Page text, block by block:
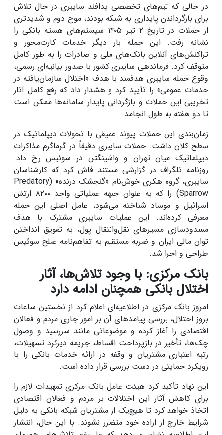
در حالی که تیم‌های تخصصی پدافند سایبری در حال تلاش
برای بازگرداندن پایداری به شبکه بودند، موج دوم و شدیدتری
از حملات در تاریخ ۲ تیر ۱۴۰۵ سیستم‌های هسته بانکی را
نشانه رفت. این حمله بار دیگر خدمات کارت‌محور و
تراکنش‌های آنلاین بانک‌های ملی و صادرات را به طور کامل
متوقف کرد. فرماندهی سایبری کشور با صدور بیانیه‌ای رسمی،
وقوع حمله سایبری هدفمند با هدف «اختلال سازمان‌یافته در
خدمات عمومی» را تأیید کرد و هشدار داد که رفع کامل آثار
تخریبی این حملات و بازگردانی پایدار سامانه‌ها ممکن است
تا دو هفته به طول انجامد.
زمان‌بندی این حملات پیوند عمیقی با تحولات دیپلماتیک در
سطح کلان داشت. حملات سایبری دقیقاً در گرماگرم مذاکرات
دیپلماتیک میان تهران و واشینگتن در سوئیس رخ داد.
روزنامه تلگراف در گزارشی مستند فاش کرد که کارشناسان
سایبری، گروه هکری خوش‌نام «گنجشک درنده» (Predatory
Sparrow) را که به عنوان جبهه عملیاتی واحد ۸۲۰۰ ارتش
اسرائیل و موساد شناخته می‌شود، عامل اصلی این حمله
معرفی کرده‌اند. این عملیات سایبری مشترک با هدف
مسدودسازی مسیرهای نقل‌وانتقال پول، به تعویق انداختن
توان مالی ایران و ضربه مستقیم به تفاهم‌نامه صلح سوئیس
طراحی و اجرا شد.
بانک مرکزی: با وجود تلاش‌ها، آثار
اختلال بانکی همچنان ادامه دارد
امروز بانک مرکزی در اطلاعیه‌ای اعلام کرد از نخستین ساعات
بروز اختلال، بررسی پیامدهای آن بر امور جاری مردم و فعالان
اقتصادی را آغاز کرده و موضوعاتی مانند سررسید و وصول
چک‌ها، تأخیر در بازپرداخت اقساط، جریمه دیرکرد تسهیلات،
رتبه اعتباری مشتریان و وقفه در ارائه خدمات بانکی را با
رویکرد حمایتی در دست بررسی قرار داده است.
این نهاد تأکید کرد هیئت عامل بانک مرکزی تمهیدات لازم را
برای کاهش آثار این اختلالات بر مردم و فعالان اقتصادی
اتخاذ خواهد کرد تا هیچ‌یک از مشتریان شبکه بانکی به دلیل
شرایط خارج از اراده خود متضرر نشوند. با این حال، انتشار